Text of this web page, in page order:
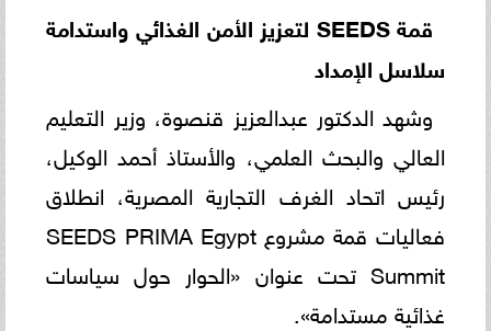
قمةSEEDS
لتعزيز الأمن الغذائي واستدامة
سلاسل الإمداد
وشهد الدكتور عبدالعزيز قنصوة، وزير التعليم
العالي والبحث العلمي، والأستاذ أحمد الوكيل،
رئيس اتحاد الغرف التجارية المصرية، انطلاق
فعاليات قمة مشروع SEEDS PRIMA Egypt
Summit تحت عنوان «الحوار حول سياسات
غذائية مستدامة».